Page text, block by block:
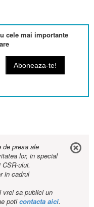
cele mai importante
presa ale
lor, in special
ului.
in cadrul
vrei sa publici un
poticontacta aici.